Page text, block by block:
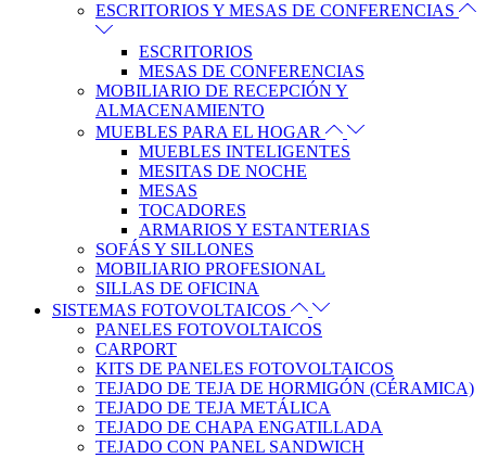
ESCRITORIOS Y MESAS DE CONFERENCIAS
ESCRITORIOS
MESAS DE CONFERENCIAS
MOBILIARIO DE RECEPCIÓN Y
ALMACENAMIENTO
MUEBLES PARA EL HOGAR
MUEBLES INTELIGENTES
MESITAS DE NOCHE
MESAS
TOCADORES
ARMARIOS Y ESTANTERIAS
SOFÁS Y SILLONES
MOBILIARIO PROFESIONAL
SILLAS DE OFICINA
SISTEMAS FOTOVOLTAICOS
PANELES FOTOVOLTAICOS
CARPORT
KITS DE PANELES FOTOVOLTAICOS
TEJADO DE TEJA DE HORMIGÓN (CÉRAMICA)
TEJADO DE TEJA METÁLICA
TEJADO DE CHAPA ENGATILLADA
TEJADO CON PANEL SANDWICH